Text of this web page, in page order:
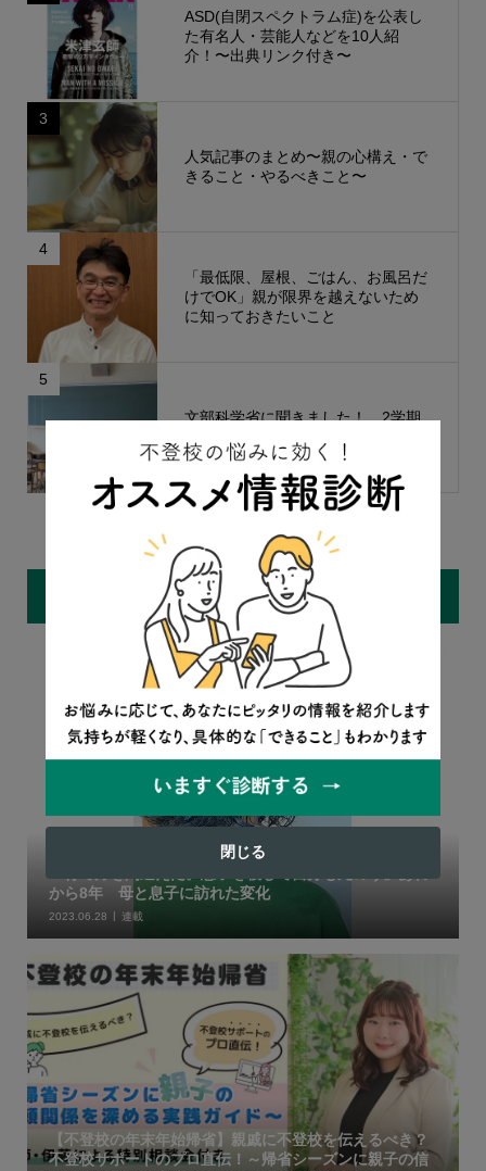
ASD(自閉スペクトラム症)を公表し
た有名人・芸能人などを10人紹
介！〜出典リンク付き〜
3
人気記事のまとめ〜親の心構え・で
きること・やるべきこと〜
4
「最低限、屋根、ごはん、お風呂だ
けでOK」親が限界を越えないため
に知っておきたいこと
5
文部科学省に聞きました！ 2学期
から8年 母と息子に訪れた変化
2023.06.28 連載
【不登校の年末年始帰省】親戚に不登校を伝えるべき？
不登校サポートのプロ直伝！～帰省シーズンに親子の信
閉じる